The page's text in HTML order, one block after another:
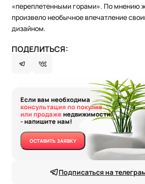
Если вам необходима
консультация по покупке
или продаженедвижимости
- напишите нам!
ОСТАВИТЬ ЗАЯВКУ
Подписаться на
«переплетенными горами». По мнению
произвело необычное впечатление
дизайном.
ПОДЕЛИТЬСЯ: